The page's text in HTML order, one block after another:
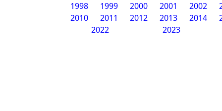
1998 1999 2000 2001 2002
2010
2011 2012 2013 2014
2022
2023